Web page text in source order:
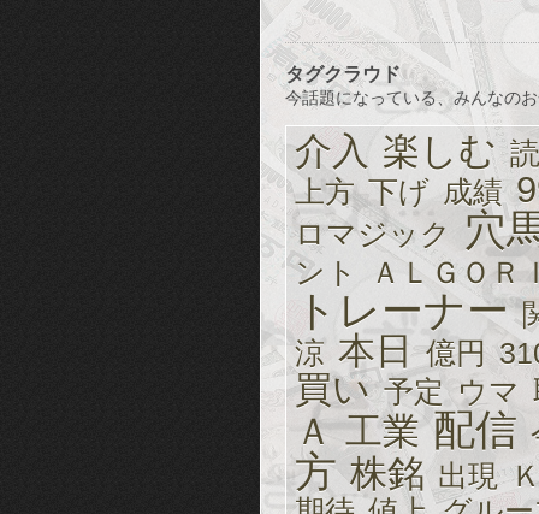
タグクラウド
今話題になっている、みんなの
介入 楽しむ
上方 下げ 成績
ロマジック 穴
ント ＡＬＧＯＲ
トレーナー
涼 本日 億円
買い 予定 ウマ
Ａ 工業 配信
方 株銘 出現